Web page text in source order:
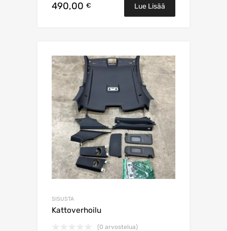
490,00 € Lue Lisää
SISUSTA
Kattoverhoilu
(0 arvostelua)